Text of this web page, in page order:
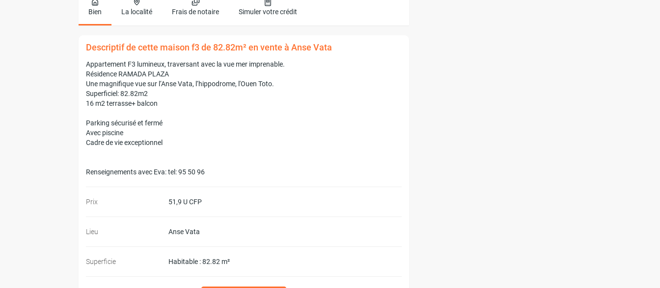
Bien La localité Frais de notaire Simuler votre crédit
Descriptif de cette maison f3 de 82.82m² en vente à Anse Vata
Appartement F3 lumineux, traversant avec la vue mer imprenable.
Résidence RAMADA PLAZA
Une magnifique vue sur l‘Anse Vata, l‘hippodrome, l'Ouen Toto.
Superficiel: 82.82m2
16 m2 terrasse+ balcon
Parking sécurisé et fermé
Avec piscine
Cadre de vie exceptionnel
Renseignements avec Eva: tel: 95 50 96
Prix 51,9 U CFP
Lieu Anse Vata
Superficie Habitable : 82.82 m²